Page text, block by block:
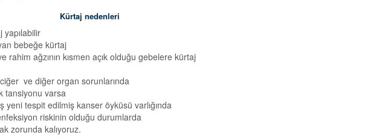
Kürtaj nedenleri
bebeğe kürtaj
ağzının kısmen açık olduğu gebelere kürtaj
ve diğer organ sorunlarında
tansiyonu varsa
yeni tespit edilmiş kanser öyküsü varlığında
riskinin olduğu durumlarda
zorunda kalıyoruz.